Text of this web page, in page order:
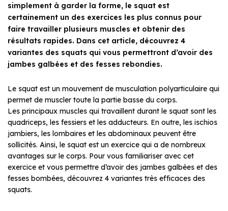
simplement à garder la forme, le squat est
certainement un des exercices les plus connus pour
faire travailler plusieurs muscles et obtenir des
résultats rapides. Dans cet article, découvrez 4
variantes des squats qui vous permettront d’avoir des
jambes galbées et des fesses rebondies.
Le squat est un mouvement de musculation polyarticulaire qui
permet de muscler toute la partie basse du corps.
Les principaux muscles qui travaillent durant le squat sont les
quadriceps, les fessiers et les adducteurs. En outre, les ischios
jambiers, les lombaires et les abdominaux peuvent être
sollicités. Ainsi, le squat est un exercice qui a de nombreux
avantages sur le corps. Pour vous familiariser avec cet
exercice et vous permettre d’avoir des jambes galbées et des
fesses bombées, découvrez 4 variantes très efficaces des
squats.